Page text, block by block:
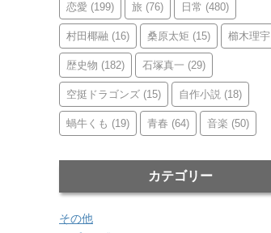
恋愛 (199) 旅 (76) 日常 (480)
村田椰融 (16) 桑原太矩 (15) 櫛木理宇
歴史物 (182) 石塚真一 (29)
空挺ドラゴンズ (15) 自作小説 (18)
蝸牛くも (19) 青春 (64) 音楽 (50)
カテゴリー
その他